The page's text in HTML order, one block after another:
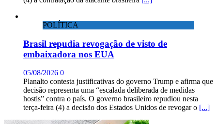
POLÍTICA
Brasil repudia revogação de visto de
embaixadora nos EUA
05/08/2026 0
Planalto contesta justificativas do governo Trump e afirma que
decisão representa uma “escalada deliberada de medidas
hostis” contra o país. O governo brasileiro repudiou nesta
terça-feira (4) a decisão dos Estados Unidos de revogar o [...]